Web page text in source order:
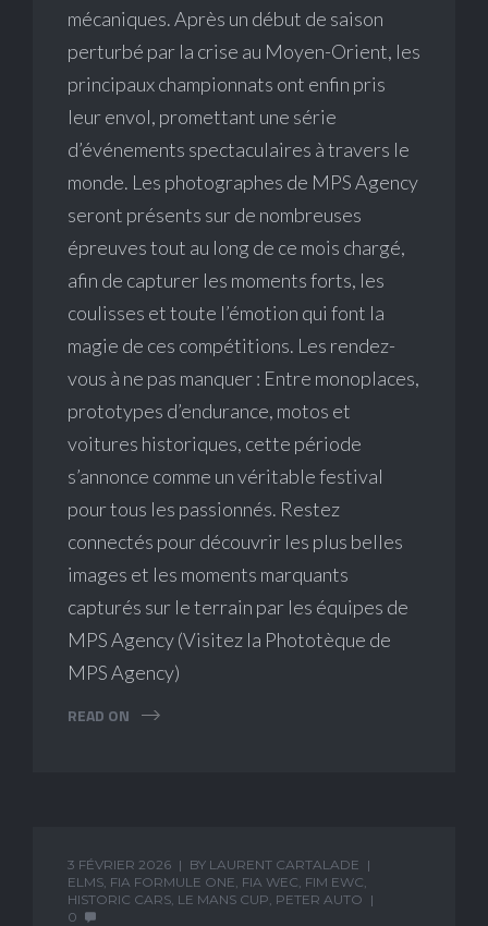
mécaniques. Après un début de saison
perturbé par la crise au Moyen-Orient, les
principaux championnats ont enfin pris
leur envol, promettant une série
d’événements spectaculaires à travers le
monde. Les photographes de MPS Agency
seront présents sur de nombreuses
épreuves tout au long de ce mois chargé,
afin de capturer les moments forts, les
coulisses et toute l’émotion qui font la
magie de ces compétitions. Les rendez-
vous à ne pas manquer : Entre monoplaces,
prototypes d’endurance, motos et
voitures historiques, cette période
s’annonce comme un véritable festival
pour tous les passionnés. Restez
connectés pour découvrir les plus belles
images et les moments marquants
capturés sur le terrain par les équipes de
MPS Agency (Visitez la Phototèque de
MPS Agency)
READ ON
3 FÉVRIER 2026 BY LAURENT CARTALADE
ELMS, FIA FORMULE ONE, FIA WEC, FIM EWC,
HISTORIC CARS, LE MANS CUP, PETER AUTO
0